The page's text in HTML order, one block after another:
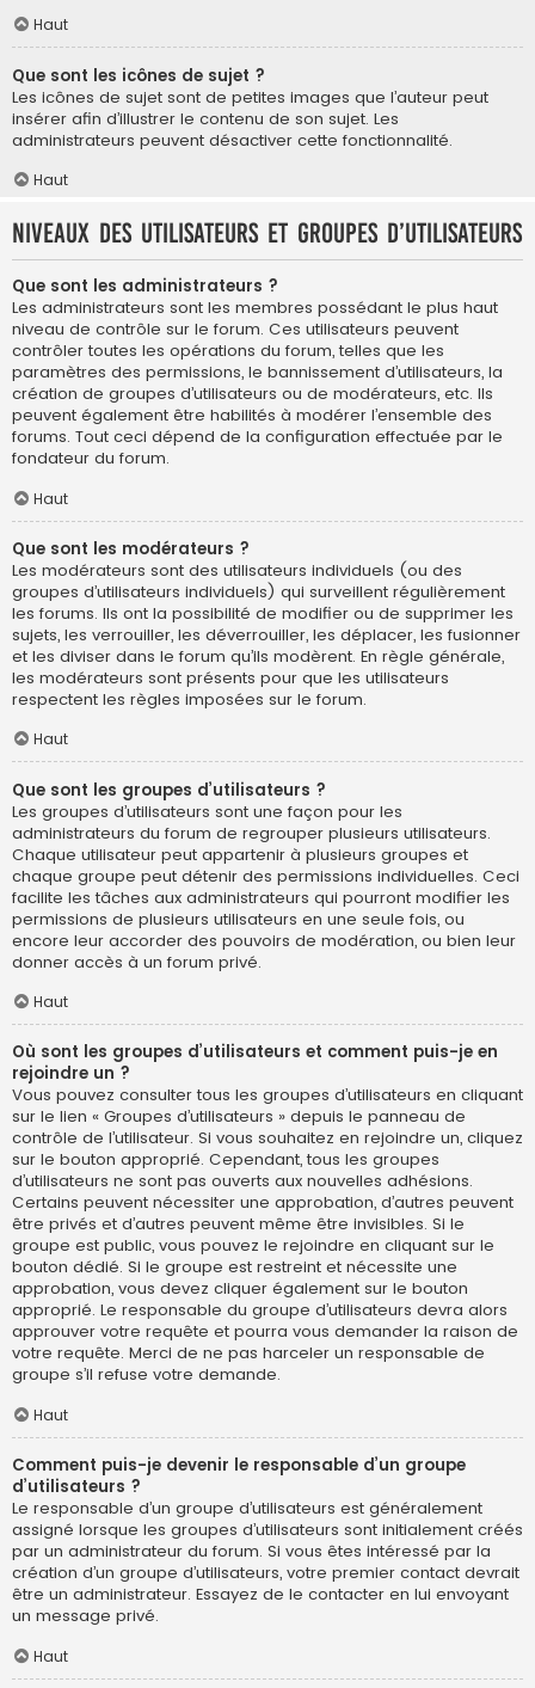
Haut
Que sont les icônes de sujet ?
Les icônes de sujet sont de petites images que l’auteur peut
insérer afin d’illustrer le contenu de son sujet. Les
administrateurs peuvent désactiver cette fonctionnalité.
Haut
Niveaux des utilisateurs et groupes d’utilisateurs
Que sont les administrateurs ?
Les administrateurs sont les membres possédant le plus haut
niveau de contrôle sur le forum. Ces utilisateurs peuvent
contrôler toutes les opérations du forum, telles que les
paramètres des permissions, le bannissement d’utilisateurs, la
création de groupes d’utilisateurs ou de modérateurs, etc. Ils
peuvent également être habilités à modérer l’ensemble des
forums. Tout ceci dépend de la configuration effectuée par le
fondateur du forum.
Haut
Que sont les modérateurs ?
Les modérateurs sont des utilisateurs individuels (ou des
groupes d’utilisateurs individuels) qui surveillent régulièrement
les forums. Ils ont la possibilité de modifier ou de supprimer les
sujets, les verrouiller, les déverrouiller, les déplacer, les fusionner
et les diviser dans le forum qu’ils modèrent. En règle générale,
les modérateurs sont présents pour que les utilisateurs
respectent les règles imposées sur le forum.
Haut
Que sont les groupes d’utilisateurs ?
Les groupes d’utilisateurs sont une façon pour les
administrateurs du forum de regrouper plusieurs utilisateurs.
Chaque utilisateur peut appartenir à plusieurs groupes et
chaque groupe peut détenir des permissions individuelles. Ceci
facilite les tâches aux administrateurs qui pourront modifier les
permissions de plusieurs utilisateurs en une seule fois, ou
encore leur accorder des pouvoirs de modération, ou bien leur
donner accès à un forum privé.
Haut
Où sont les groupes d’utilisateurs et comment puis-je en
rejoindre un ?
Vous pouvez consulter tous les groupes d’utilisateurs en cliquant
sur le lien « Groupes d’utilisateurs » depuis le panneau de
contrôle de l’utilisateur. Si vous souhaitez en rejoindre un, cliquez
sur le bouton approprié. Cependant, tous les groupes
d’utilisateurs ne sont pas ouverts aux nouvelles adhésions.
Certains peuvent nécessiter une approbation, d’autres peuvent
être privés et d’autres peuvent même être invisibles. Si le
groupe est public, vous pouvez le rejoindre en cliquant sur le
bouton dédié. Si le groupe est restreint et nécessite une
approbation, vous devez cliquer également sur le bouton
approprié. Le responsable du groupe d’utilisateurs devra alors
approuver votre requête et pourra vous demander la raison de
votre requête. Merci de ne pas harceler un responsable de
groupe s’il refuse votre demande.
Haut
Comment puis-je devenir le responsable d’un groupe
d’utilisateurs ?
Le responsable d’un groupe d’utilisateurs est généralement
assigné lorsque les groupes d’utilisateurs sont initialement créés
par un administrateur du forum. Si vous êtes intéressé par la
création d’un groupe d’utilisateurs, votre premier contact devrait
être un administrateur. Essayez de le contacter en lui envoyant
un message privé.
Haut